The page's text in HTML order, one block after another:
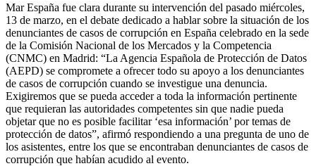
Mar España fue clara durante su intervención del pasado miércoles,
13 de marzo, en el debate dedicado a hablar sobre la situación de los
denunciantes de casos de corrupción en España celebrado en la sede
de la Comisión Nacional de los Mercados y la Competencia
(CNMC) en Madrid: “La Agencia Española de Protección de Datos
(AEPD) se compromete a ofrecer todo su apoyo a los denunciantes
de casos de corrupción cuando se investigue una denuncia.
Exigiremos que se pueda acceder a toda la información pertinente
que requieran las autoridades competentes sin que nadie pueda
objetar que no es posible facilitar ‘esa información’ por temas de
protección de datos”, afirmó respondiendo a una pregunta de uno de
los asistentes, entre los que se encontraban denunciantes de casos de
corrupción que habían acudido al evento.